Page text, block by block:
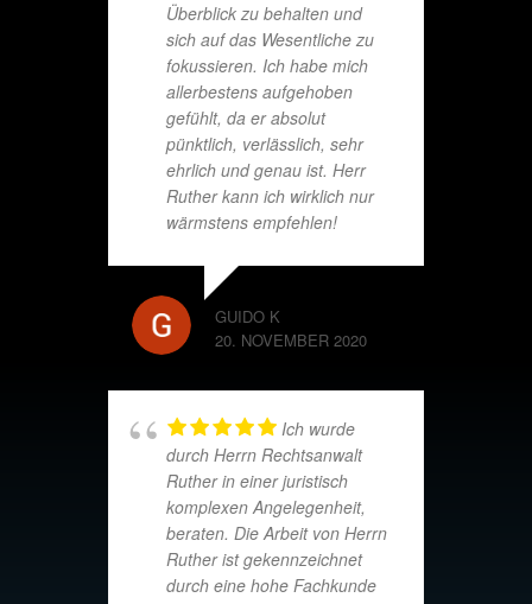
Überblick zu behalten und
sich auf das Wesentliche zu
fokussieren. Ich habe mich
allerbestens aufgehoben
gefühlt, da er absolut
pünktlich, verlässlich, sehr
ehrlich und genau ist. Herr
Ruther kann ich wirklich nur
wärmstens empfehlen!
GUIDO K
20. NOVEMBER 2020
Ich wurde
durch Herrn Rechtsanwalt
Ruther in einer juristisch
komplexen Angelegenheit,
beraten. Die Arbeit von Herrn
Ruther ist gekennzeichnet
durch eine hohe Fachkunde